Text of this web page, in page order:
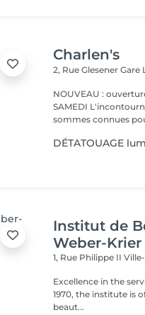
Charlen's
2, Rue GlesenerGare
NOUVEAU :
SAMEDI L'incontournable institut de beauté à Luxembourg. Nous
sommes connues
DÉTATOUAGE
Institut de
Weber-Krier
1, Rue Philippe II
Excellence in the service of beauty!
1970, the institute is
beaut...